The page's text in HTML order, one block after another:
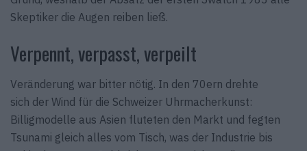
Skeptiker die Augen reiben ließ.
Verpennt, verpasst, verpeilt
Veränderung war bitter nötig. In den 70ern drehte
sich der Wind für die Schweizer Uhrmacherkunst:
Billigmodelle aus Asien fluteten den Markt und fegten
Tsunami gleich alles vom Tisch, was der Industrie bis